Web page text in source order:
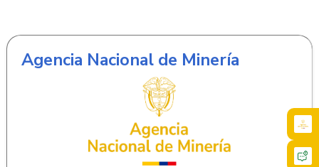
Agencia Nacional de Minería